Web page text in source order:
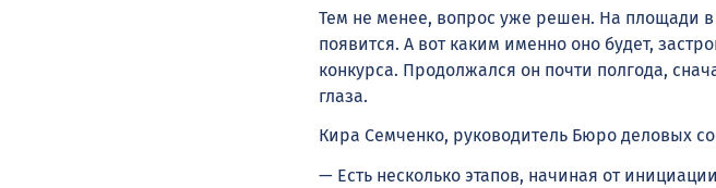
Тем не менее, вопрос уже решен. На площади в
появится. А вот каким именно оно будет,
конкурса. Продолжался он почти полгода,
глаза.
Кира Семченко, руководитель Бюро деловых
— Есть несколько этапов, начиная от